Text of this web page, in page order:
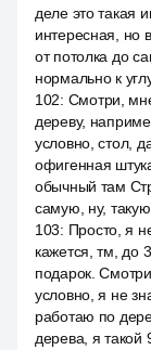
деле это такая
интересная, но
от потолка до
нормально к
102: Смотри, мне
дереву,
условно, стол,
офигенная
обычный там
самую, ну,
103: Просто, я
кажется, тм, до
подарок.
условно, я не
работаю по
дерева, я такой